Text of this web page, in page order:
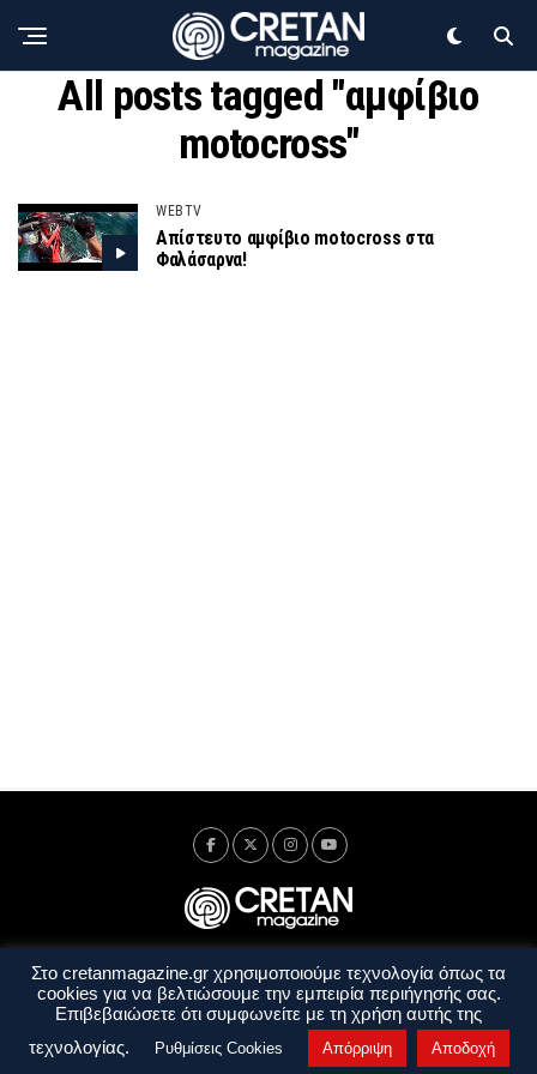
All posts tagged "αμφίβιο
motocross"
WEBTV
Απίστευτο αμφίβιο motocross στα
Φαλάσαρνα!
Ταυτότητα Πολιτική Απορρήτου
Όροι Χρήσης
Όροι και Προϋποθέσεις
Στο cretanmagazine.gr χρησιμοποιούμε τεχνολογία όπως τα
cookies για να βελτιώσουμε την εμπειρία περιήγησής σας.
Επιβεβαιώσετε ότι συμφωνείτε με τη χρήση αυτής της
τεχνολογίας.
Ρυθμίσεις Cookies Απόρριψη Αποδοχή